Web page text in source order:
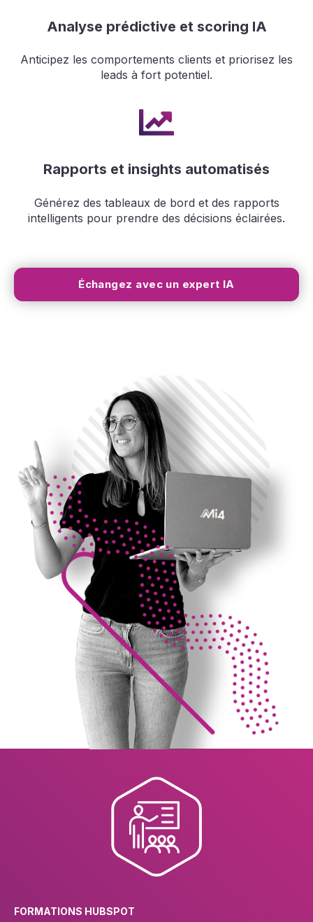
Analyse prédictive et scoring IA
Anticipez les comportements clients et priorisez les
leads à fort potentiel.
Rapports et insights automatisés
Générez des tableaux de bord et des rapports
intelligents pour prendre des décisions éclairées.
Échangez avec un expert IA
FORMATIONS HUBSPOT